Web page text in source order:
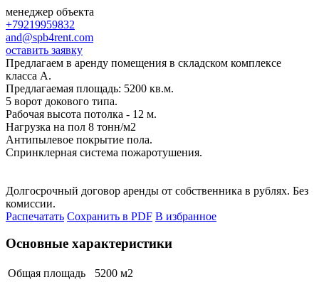
менеджер объекта
+79219959832
and@spb4rent.com
оставить заявку
Предлагаем в аренду помещения в складском комплексе
класса А.
Предлагаемая площадь: 5200 кв.м.
5 ворот докового типа.
Рабочая высота потолка - 12 м.
Нагрузка на пол 8 тонн/м2
Антипылевое покрытие пола.
Спринклерная система пожаротушения.
Долгосрочный договор аренды от собственника в рублях. Без
комиссии.
Распечатать Сохранить в PDF В избранное
Основные характеристики
Общая площадь 5200 м2